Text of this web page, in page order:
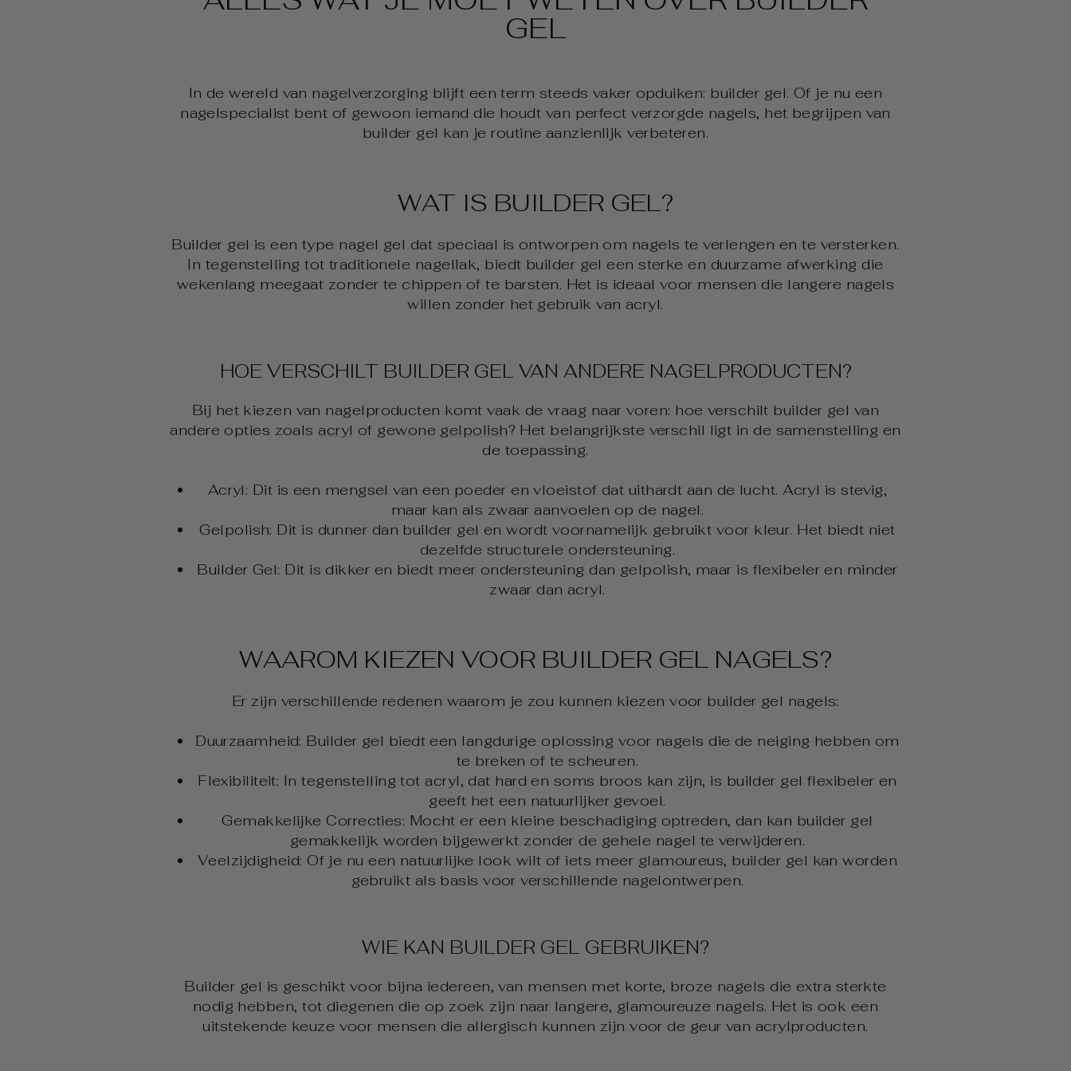
GEL
In de wereld van nagelverzorging blijft een term steeds vaker opduiken: builder gel. Of je nu een
nagelspecialist bent of gewoon iemand die houdt van perfect verzorgde nagels, het begrijpen van
builder gel kan je routine aanzienlijk verbeteren.
WAT IS BUILDER GEL?
Builder gel is een type nagel gel dat speciaal is ontworpen om nagels te verlengen en te versterken.
In tegenstelling tot traditionele nagellak, biedt builder gel een sterke en duurzame afwerking die
wekenlang meegaat zonder te chippen of te barsten. Het is ideaal voor mensen die langere nagels
willen zonder het gebruik van acryl.
HOE VERSCHILT BUILDER GEL VAN ANDERE NAGELPRODUCTEN?
Bij het kiezen van nagelproducten komt vaak de vraag naar voren: hoe verschilt builder gel van
andere opties zoals acryl of gewone gelpolish? Het belangrijkste verschil ligt in de samenstelling en
de toepassing.
Acryl: Dit is een mengsel van een poeder en vloeistof dat uithardt aan de lucht. Acryl is stevig,
maar kan als zwaar aanvoelen op de nagel.
Gelpolish: Dit is dunner dan builder gel en wordt voornamelijk gebruikt voor kleur. Het biedt niet
dezelfde structurele ondersteuning.
Builder Gel: Dit is dikker en biedt meer ondersteuning dan gelpolish, maar is flexibeler en minder
zwaar dan acryl.
WAAROM KIEZEN VOOR BUILDER GEL NAGELS?
Er zijn verschillende redenen waarom je zou kunnen kiezen voor builder gel nagels:
Duurzaamheid: Builder gel biedt een langdurige oplossing voor nagels die de neiging hebben om
te breken of te scheuren.
Flexibiliteit: In tegenstelling tot acryl, dat hard en soms broos kan zijn, is builder gel flexibeler en
geeft het een natuurlijker gevoel.
Gemakkelijke Correcties: Mocht er een kleine beschadiging optreden, dan kan builder gel
gemakkelijk worden bijgewerkt zonder de gehele nagel te verwijderen.
Veelzijdigheid: Of je nu een natuurlijke look wilt of iets meer glamoureus, builder gel kan worden
gebruikt als basis voor verschillende nagelontwerpen.
WIE KAN BUILDER GEL GEBRUIKEN?
Builder gel is geschikt voor bijna iedereen, van mensen met korte, broze nagels die extra sterkte
nodig hebben, tot diegenen die op zoek zijn naar langere, glamoureuze nagels. Het is ook een
uitstekende keuze voor mensen die allergisch kunnen zijn voor de geur van acrylproducten.